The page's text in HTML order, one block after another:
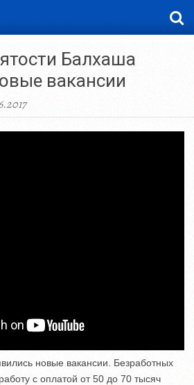
Балхаша
вакансии
новые вакансии. Безработных
с оплатой от 50 до 70 тысяч